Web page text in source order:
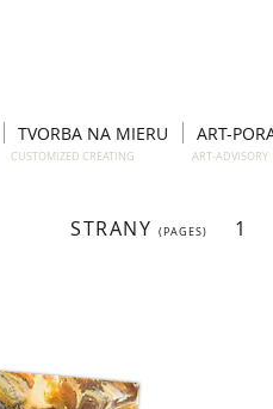
TVORBA NA MIERU ART-
STRANY(PAGES) 1
CREATING ART-